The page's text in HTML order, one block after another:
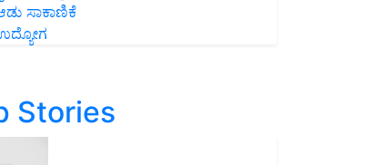
ಸಾಕಾಣಿಕೆ
Stories